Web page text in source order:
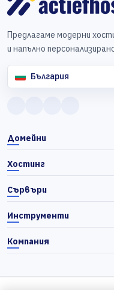
Предлагаме модерни
и напълно
България
Домейни
Хостинг
Сървъри
Инструменти
Компания